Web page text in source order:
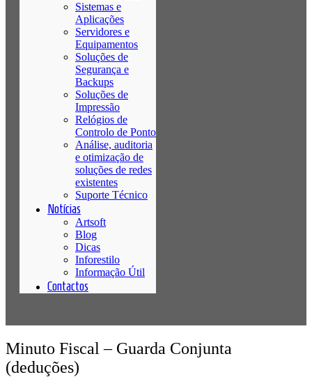
Sistemas e
Aplicações
Servidores e
Equipamentos
Soluções de
Segurança e
Backups
Soluções de
Impressão
Relógios de
Controlo de Ponto
Análise, auditoria
e otimização de
soluções de redes
existentes
Suporte Técnico
Notícias
Artsoft
Blog
Dicas
Inforestilo
Informação Útil
Contactos
Minuto Fiscal – Guarda Conjunta
(deduções)